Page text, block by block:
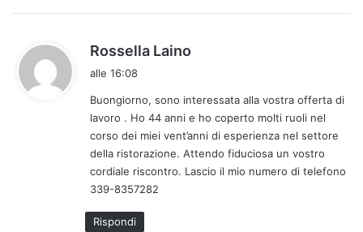
Rossella Laino
e
t
t
o
:
alle 16:08
Buongiorno, sono interessata alla vostra offerta di
lavoro . Ho 44 anni e ho coperto molti ruoli nel
corso dei miei vent’anni di esperienza nel settore
della ristorazione. Attendo fiduciosa un vostro
cordiale riscontro. Lascio il mio numero di telefono
339-8357282
Rispondi